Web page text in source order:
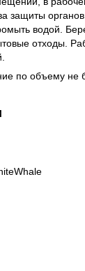
защиты
водой.
отходы.
по объему не